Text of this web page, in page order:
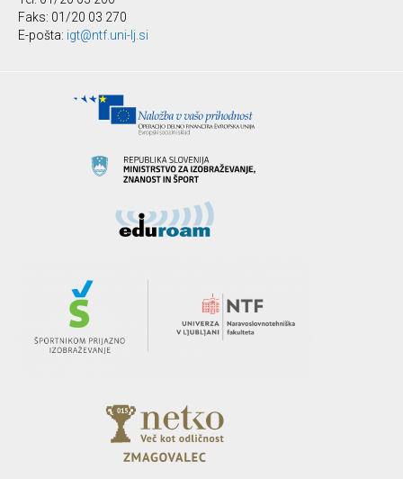
Faks: 01/20 03 270
E-pošta: igt@ntf.uni-lj.si